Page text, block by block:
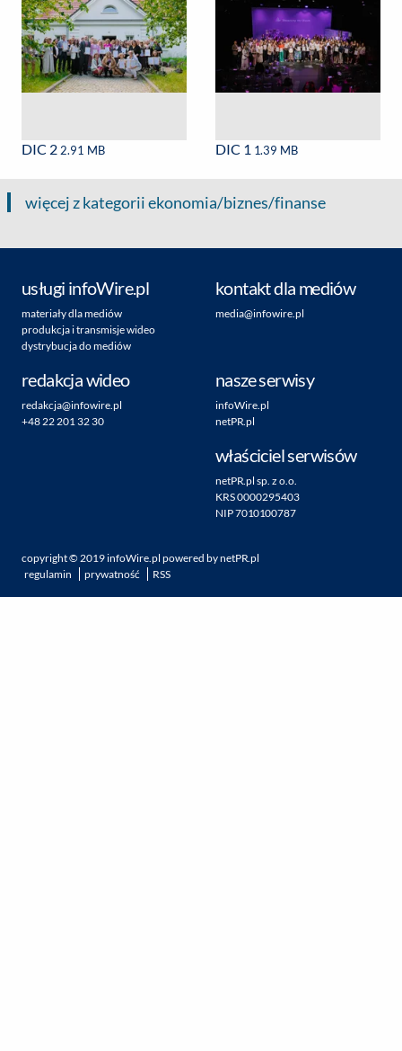
DIC 22.91 MB DIC 1 1.39 MB
więcej z kategorii ekonomia/biznes/finanse
usługi infoWire.pl
materiały dla mediów
produkcja i transmisje wideo
dystrybucja do mediów
kontakt dla mediów
media@infowire.pl
redakcja wideo
redakcja@infowire.pl
+48 22 201 32 30
nasze serwisy
infoWire.pl
netPR.pl
właściciel serwisów
netPR.pl sp. z o.o.
KRS 0000295403
NIP 7010100787
copyright ©2019infoWire.pl powered bynetPR.pl
regulamin
prywatność RSS